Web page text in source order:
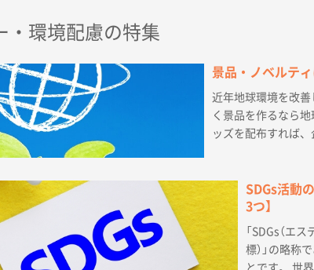
・環境配慮の特集
景品・ノベルティ
近年地球環境を改善
く景品を作るなら
ッズを配布すれば
SDGs活動
3つ】
「SDGs（エ
標）」の略称